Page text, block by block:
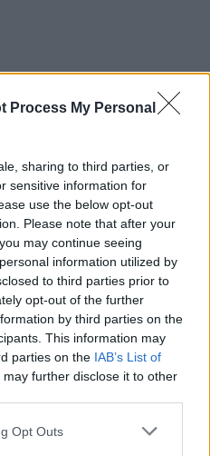
Process My Personal
sharing to third parties, or
sensitive information for
use the below opt-out
Please note that after your
may continue seeing
information utilized by
to third parties prior to
opt-out of the further
by third parties on the
This information may
parties on the IAB’s List of
may further disclose it to other
Opt Outs
stato era divisa in
: possedevano le terre e
tassa. I membri
non pagando tasse,
ottenere il suo
tra le famiglie nobili
al commercio,